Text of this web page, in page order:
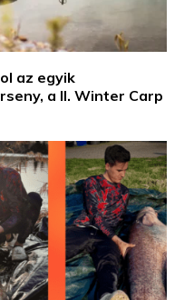
az egyik
a II. Winter Carp